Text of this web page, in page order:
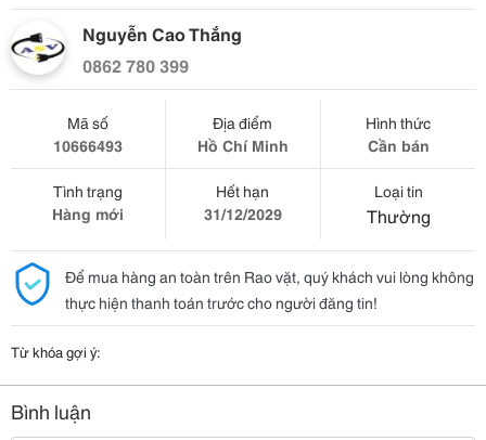
Nguyễn Cao Thắng
0862 780 399
Mã số
10666493
Địa điểm
Hồ Chí Minh
Hình thức
Cần bán
Tình trạng
Hàng mới
Hết hạn
31/12/2029
Loại tin
Thường
Để mua hàng an toàn trên Rao vặt, quý khách vui lòng không
thực hiện thanh toán trước cho người đăng tin!
Từ khóa gợi ý:
Bình luận